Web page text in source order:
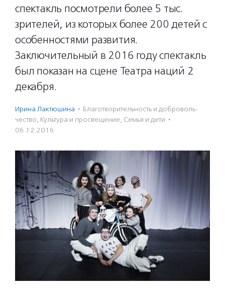
спектакль посмотрели более 5 тыс.
зрителей, из которых более 200 детей с
особенностями развития.
Заключительный в 2016 году спектакль
был показан на сцене Театра наций 2
декабря.
Ирина Лактюшина · Благотвори­тель­ность и доброволь­
чест­во, Культура и просвещение, Семья и дети ·
06.12.2016